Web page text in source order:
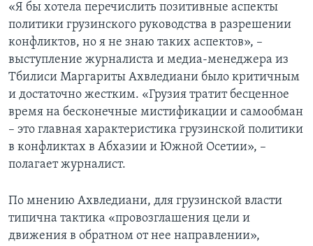
«Я бы хотела перечислить позитивные аспекты
политики грузинского руководства в разрешении
конфликтов, но я не знаю таких аспектов», –
выступление журналиста и медиа-менеджера из
Тбилиси Маргариты Ахвледиани было критичным
и достаточно жестким. «Грузия тратит бесценное
время на бесконечные мистификации и самообман
– это главная характеристика грузинской политики
в конфликтах в Абхазии и Южной Осетии», –
полагает журналист.
По мнению Ахвледиани, для грузинской власти
типична тактика «провозглашения цели и
движения в обратном от нее направлении»,